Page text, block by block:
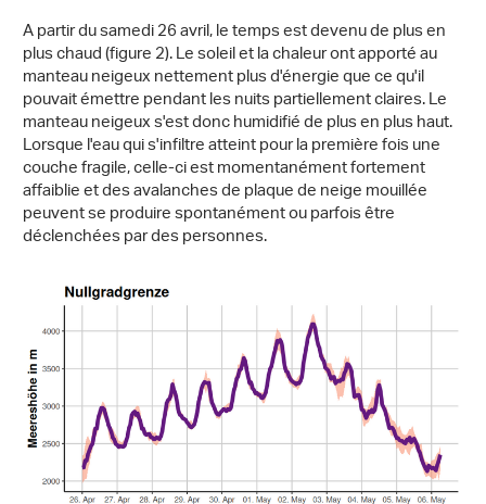
A partir du samedi 26 avril, le temps est devenu de plus en
plus chaud (figure 2). Le soleil et la chaleur ont apporté au
manteau neigeux nettement plus d'énergie que ce qu'il
pouvait émettre pendant les nuits partiellement claires. Le
manteau neigeux s'est donc humidifié de plus en plus haut.
Lorsque l'eau qui s'infiltre atteint pour la première fois une
couche fragile, celle-ci est momentanément fortement
affaiblie et des avalanches de plaque de neige mouillée
peuvent se produire spontanément ou parfois être
déclenchées par des personnes.